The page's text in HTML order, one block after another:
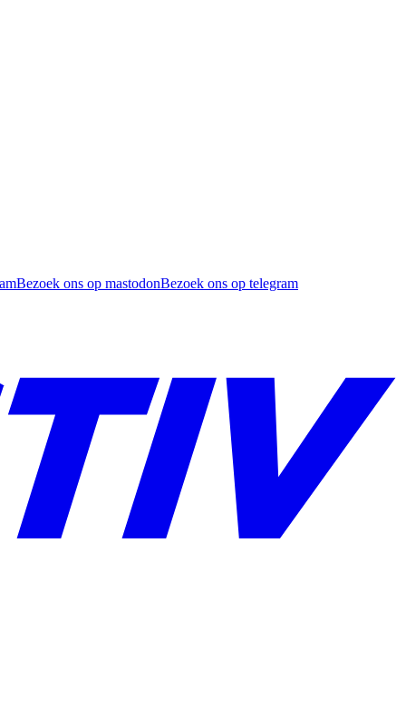
Bezoek ons op mastodonBezoek ons op telegram